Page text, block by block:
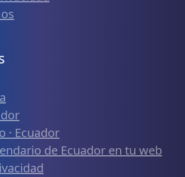
· Ecuador
de Ecuador en tu web